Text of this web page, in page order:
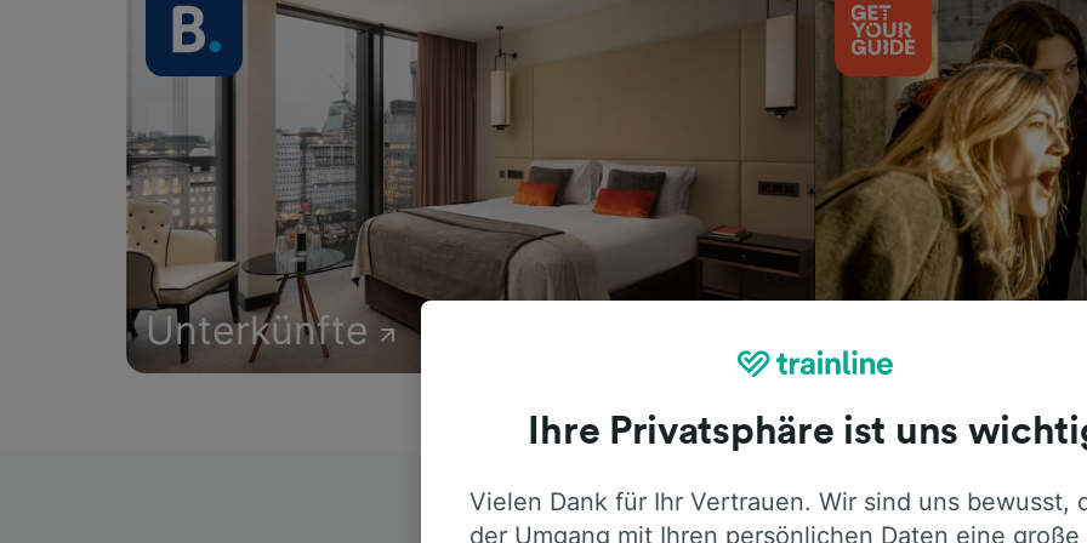
Unterkünfte
Die ehrliche Meinung von Trainline-
Ihre Privatsphäre ist uns
Vielen Dank für Ihr Vertrauen. Wir sind uns bewusst,
der Umgang mit Ihren persönlichen Daten eine große